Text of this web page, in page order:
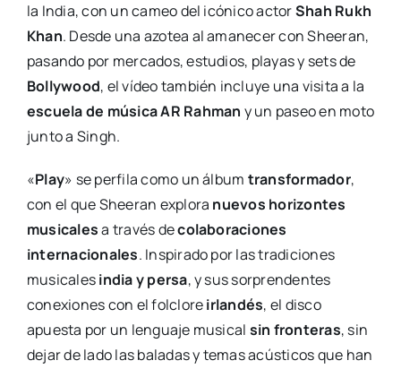
la India, con un cameo del icónico actorShah Rukh
Khan. Desde una azotea al amanecer con Sheeran,
pasando por mercados, estudios, playas y sets de
Bollywood, el vídeo también incluye una visita a la
escuela de música AR Rahman y un paseo en moto
junto a Singh.
«Play» se perfila como un álbum transformador,
con el que Sheeran explora nuevos horizontes
musicalesa través decolaboraciones
internacionales. Inspirado por las tradiciones
musicalesindia y persa, y sus sorprendentes
conexiones con el folcloreirlandés, el disco
apuesta por un lenguaje musical sin fronteras, sin
dejar de lado las baladas y temas acústicos que han